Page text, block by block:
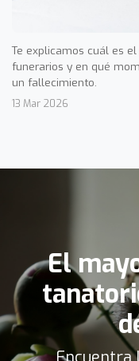
Te explicamos cuál es
funerarios y en qué
un fallecimiento.
13 Mar 2026
El